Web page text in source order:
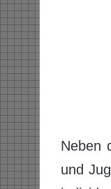
Neben
und